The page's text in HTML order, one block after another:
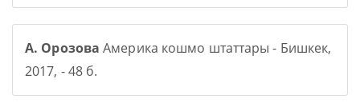
А. Орозова Америка кошмо штаттары - Бишкек,
2017, - 48 б.